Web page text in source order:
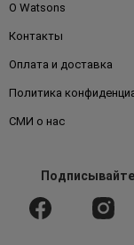
О Watsons
Контакты
Оплата и доставка
Политика
СМИ о нас